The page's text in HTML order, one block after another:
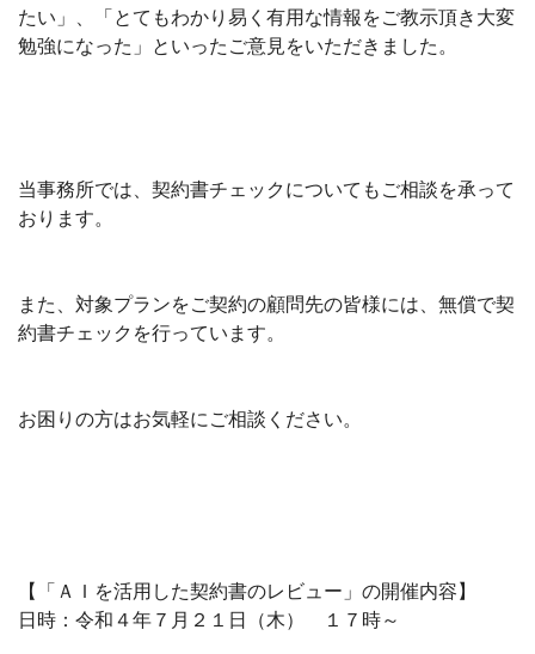
たい 」、「 とてもわかり易く有用な情報をご教示頂き大変
勉強になった 」といったご意見をいただきました。
当事務所では、契約書チェックについてもご相談を承って
おります。
また、 対象プランをご契約の顧問先の皆様には、無償で契
約書チェックを行っています。
お困りの方はお気軽にご相談ください。
【「ＡＩを活用した契約書のレビュー」の開催内容】
日時：令和４年７月２１日（木） １７時～